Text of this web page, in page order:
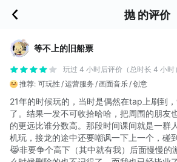
抛 的评价
等不上的旧船票
玩过 4 小时后评价（总时长 4 小时）
推荐: 可玩性 运营服务 画面音乐 创意
21年的时候玩的，当时是偶然在tap上刷到
了。结果一发不可收拾哈哈，把周围的朋友
的更远比谁分数高。那段时间课间就是一群
机玩，接龙的途中还要嘲讽一下上一个，碰
😹非要争个高下（其中就有我）后面慢慢的